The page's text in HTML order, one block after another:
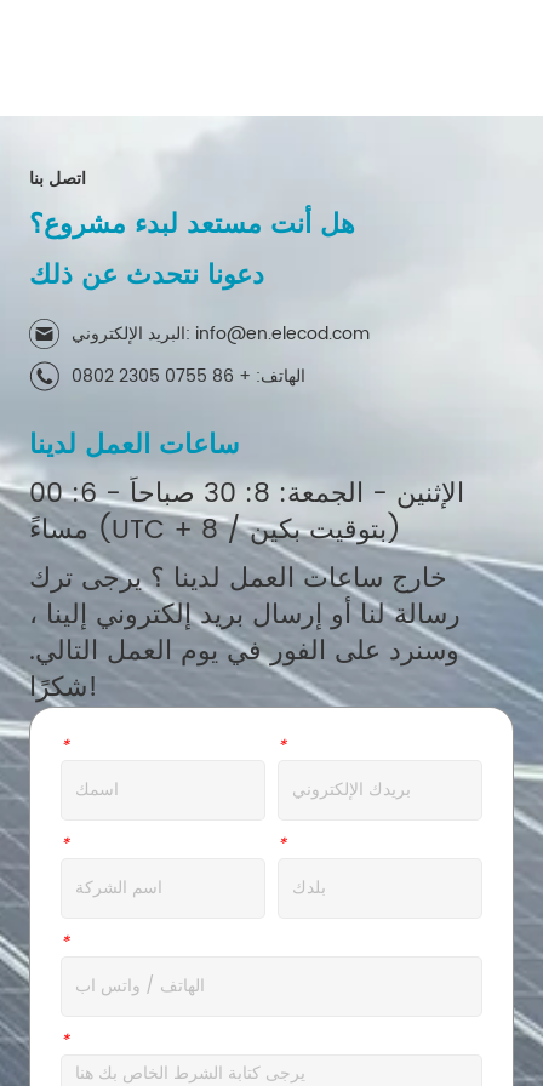
اتصل بنا
هل أنت مستعد لبدء مشروع؟
دعونا نتحدث عن ذلك
البريد الإلكتروني: info@en.elecod.com
الهاتف: + 86 0755 2305 0802
ساعات العمل لدينا
الإثنين - الجمعة: 8: 30 صباحاً - 6: 00
مساءً (UTC + 8 / بتوقيت بكين)
خارج ساعات العمل لدينا ؟ يرجى ترك
رسالة لنا أو إرسال بريد إلكتروني إلينا ،
وسنرد على الفور في يوم العمل التالي.
شكرًا!
*اسم *بريد الالكتروني
*شركة *عنوان
*
*رسالة